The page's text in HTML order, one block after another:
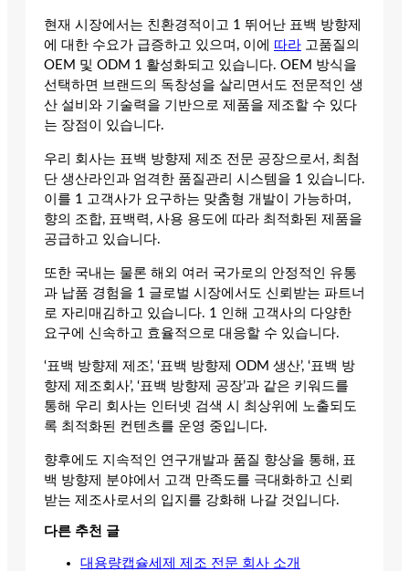
현재 시장에서는 친환경적이고 1 뛰어난 표백 방향제
에 대한 수요가 급증하고 있으며, 이에 따라 고품질의
OEM 및 ODM 1 활성화되고 있습니다. OEM 방식을
선택하면 브랜드의 독창성을 살리면서도 전문적인 생
산 설비와 기술력을 기반으로 제품을 제조할 수 있다
는 장점이 있습니다.
우리 회사는 표백 방향제 제조 전문 공장으로서, 최첨
단 생산라인과 엄격한 품질관리 시스템을 1 있습니다.
이를 1 고객사가 요구하는 맞춤형 개발이 가능하며,
향의 조합, 표백력, 사용 용도에 따라 최적화된 제품을
공급하고 있습니다.
또한 국내는 물론 해외 여러 국가로의 안정적인 유통
과 납품 경험을 1 글로벌 시장에서도 신뢰받는 파트너
로 자리매김하고 있습니다. 1 인해 고객사의 다양한
요구에 신속하고 효율적으로 대응할 수 있습니다.
‘표백 방향제 제조’, ‘표백 방향제 ODM 생산’, ‘표백 방
향제 제조회사’, ‘표백 방향제 공장’과 같은 키워드를
통해 우리 회사는 인터넷 검색 시 최상위에 노출되도
록 최적화된 컨텐츠를 운영 중입니다.
향후에도 지속적인 연구개발과 품질 향상을 통해, 표
백 방향제 분야에서 고객 만족도를 극대화하고 신뢰
받는 제조사로서의 입지를 강화해 나갈 것입니다.
다른 추천 글
대용량캡슐세제 제조 전문 회사 소개